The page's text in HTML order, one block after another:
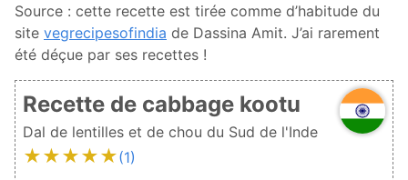
Source : cette recette est tirée comme d’habitude du
site vegrecipesofindia de Dassina Amit. J’ai rarement
été déçue par ses recettes !
Recette de cabbage kootu
Dal de lentilles et de chou du Sud de l'Inde
★★★★★(1)